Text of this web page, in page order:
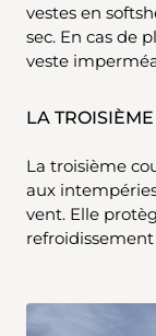
vestes en
sec. En cas de
veste
LA
La troisième
aux
vent. Elle
refroidissement